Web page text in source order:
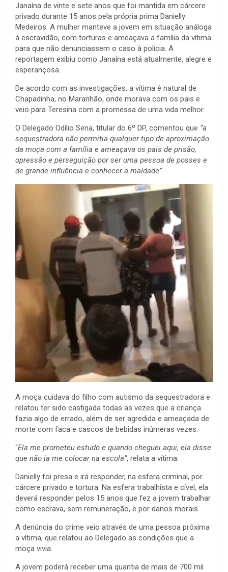
Janaína de vinte e sete anos que foi mantida em cárcere
privado durante 15 anos pela própria prima Danielly
Medeiros. A mulher manteve a jovem em situação análoga
à escravidão, com torturas e ameaçava a família da vítima
para que não denunciassem o caso à polícia. A
reportagem exibiu como Janaína está atualmente, alegre e
esperançosa.
De acordo com as investigações, a vítima é natural de
Chapadinha, no Maranhão, onde morava com os pais e
veio para Teresina com a promessa de uma vida melhor.
O Delegado Odílio Sena, titular do 6º DP, comentou que “a
sequestradora não permitia qualquer tipo de aproximação
da moça com a família e ameaçava os pais de prisão,
opressão e perseguição por ser uma pessoa de posses e
de grande influência e conhecer a maldade”.
A moça cuidava do filho com autismo da sequestradora e
relatou ter sido castigada todas as vezes que a criança
fazia algo de errado, além de ser agredida e ameaçada de
morte com faca e cascos de bebidas inúmeras vezes.
“Ela me prometeu estudo e quando cheguei aqui, ela disse
que não ia me colocar na escola”, relata a vítima.
Danielly foi presa e irá responder, na esfera criminal, por
cárcere privado e tortura. Na esfera trabalhista e cível, ela
deverá responder pelos 15 anos que fez a jovem trabalhar
como escrava, sem remuneração, e por danos morais.
A denúncia do crime veio através de uma pessoa próxima
a vítima, que relatou ao Delegado as condições que a
moça vivia.
A jovem poderá receber uma quantia de mais de 700 mil